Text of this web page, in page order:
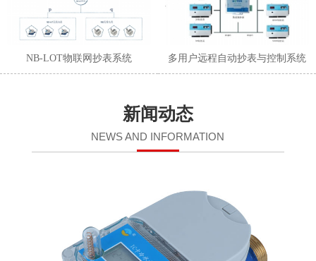
NB-LOT物联网抄表系统 多用户远程自动抄表与控制系统
新闻动态
NEWS AND INFORMATION